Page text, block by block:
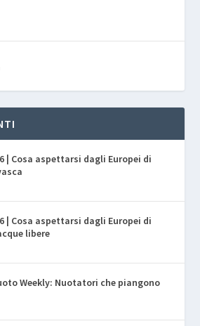
| Cosa aspettarsi dagli Europei di
| Cosa aspettarsi dagli Europei di
libere
Weekly: Nuotatori che piangono